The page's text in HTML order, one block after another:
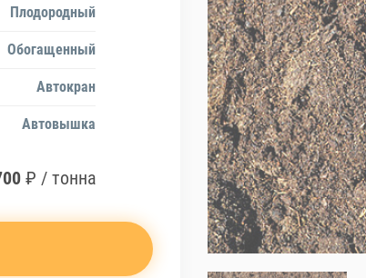
Плодородный
Обогащенный
Автокран
Автовышка
₽ / тонна